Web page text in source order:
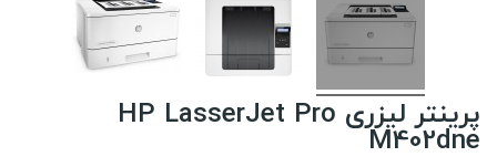
پرینتر لیزری HP LasserJet Pro
M402dne